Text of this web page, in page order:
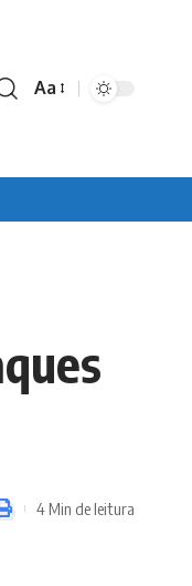
Font
Aa
4 Min de leitura